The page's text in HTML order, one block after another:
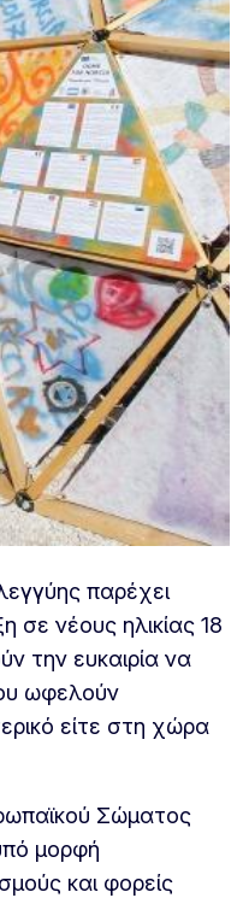
παρέχει
σε νέους ηλικίας 18
την ευκαιρία να
ωφελούν
είτε στη χώρα
Σώματος
μορφή
και φορείς